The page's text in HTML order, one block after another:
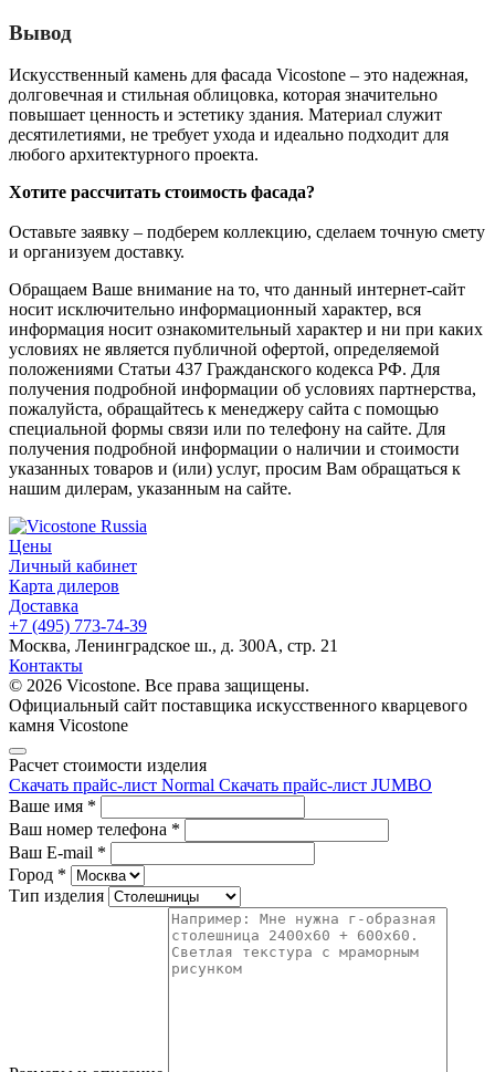
Вывод
Искусственный камень для фасада Vicostone – это надежная,
долговечная и стильная облицовка, которая значительно
повышает ценность и эстетику здания. Материал служит
десятилетиями, не требует ухода и идеально подходит для
любого архитектурного проекта.
Хотите рассчитать стоимость фасада?
Оставьте заявку – подберем коллекцию, сделаем точную смету
и организуем доставку.
Обращаем Ваше внимание на то, что данный интернет-сайт
носит исключительно информационный характер, вся
информация носит ознакомительный характер и ни при каких
условиях не является публичной офертой, определяемой
положениями Статьи 437 Гражданского кодекса РФ. Для
получения подробной информации об условиях партнерства,
пожалуйста, обращайтесь к менеджеру сайта с помощью
специальной формы связи или по телефону на сайте. Для
получения подробной информации о наличии и стоимости
указанных товаров и (или) услуг, просим Вам обращаться к
нашим дилерам, указанным на сайте.
Цены
Личный кабинет
Карта дилеров
Доставка
+7 (495) 773-74-39
Москва, Ленинградское ш., д. 300А, стр. 21
Контакты
© 2026 Vicostone. Все права защищены.
Официальный сайт поставщика искусственного кварцевого
камня Vicostone
Расчет стоимости изделия
Скачать прайс-лист Normal Скачать прайс-лист JUMBO
Ваше имя *
Ваш номер телефона *
Ваш E-mail *
Город *
Тип изделия